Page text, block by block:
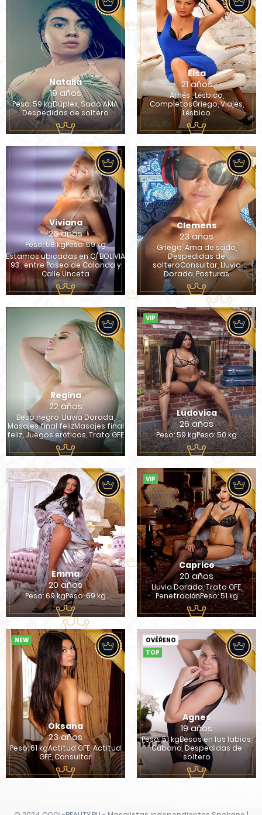
Natalia
19 años
Peso: 59 kgDúplex, Sado AMA,
Despedidas de soltero
Elsa
21 años
Arnés , Lésbico,
CompletosGriego, Viajes,
Lésbico
Viviana
26 años
Peso: 58 kgPeso: 59 kg
Estamos ubicadas en C/ BOLIVIA
93 , entre Paseo de Calanda y
Calle Unceta
Clemens
23 años
Griego, Ama de sado,
Despedidas de
solteroConsultar, Lluvia
Dorada, Posturas
Regina
22 años
Beso negro, Lluvia Dorada,
Masajes final felizMasajes final
feliz, Juegos eróticos, Trato GFE
VIP
Ludovica
26 años
Peso: 59 kgPeso: 50 kg
Emma
20 años
Peso: 69 kgPeso: 69 kg
VIP
Caprice
20 años
Lluvia Dorada, Trato GFE,
PenetraciónPeso: 51 kg
NEW
Oksana
23 años
Peso: 61 kgActitud GFE, Actitud
GFE, Consultar
TOP
OVĚŘENO
Agnes
19 años
Peso: 51 kgBesos en los labios,
Cubana, Despedidas de
soltero